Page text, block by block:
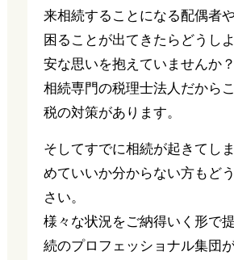
来相続することになる配偶者
困ることが出てきたらどうし
安な思いを抱えていませんか？
相続専門の税理士法人だから
税の対策があります。
そしてすでに相続が起きてし
めていいか分からない方もど
さい。
様々な状況をご納得いく形で
続のプロフェッショナル集団